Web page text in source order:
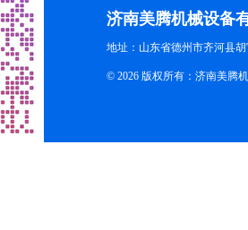
济南美腾机械设备
地址：山东省德州市齐河县
© 2026 版权所有：济南美腾